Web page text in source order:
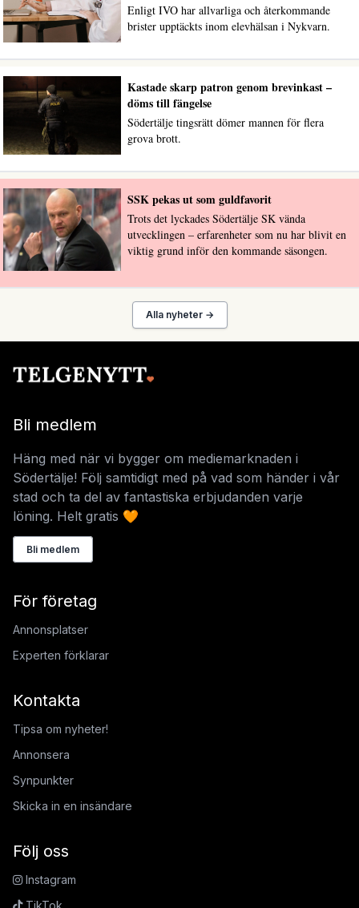
Enligt IVO har allvarliga och återkommande
brister upptäckts inom elevhälsan i Nykvarn.
Kastade skarp patron genom brevinkast –
döms till fängelse
Södertälje tingsrätt dömer mannen för flera
grova brott.
SSK pekas ut som guldfavorit
Trots det lyckades Södertälje SK vända
utvecklingen – erfarenheter som nu har blivit en
viktig grund inför den kommande säsongen.
Alla nyheter →
Bli medlem
Häng med när vi bygger om mediemarknaden i
Södertälje! Följ samtidigt med på vad som händer i vår
stad och ta del av fantastiska erbjudanden varje
löning. Helt gratis 🧡
Bli medlem
För företag
Annonsplatser
Experten förklarar
Kontakta
Tipsa om nyheter!
Annonsera
Synpunkter
Skicka in en insändare
Följ oss
Instagram